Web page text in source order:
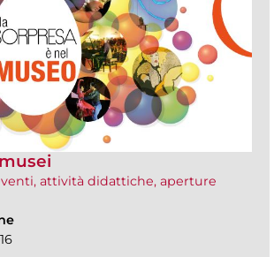
attività didattiche, aperture